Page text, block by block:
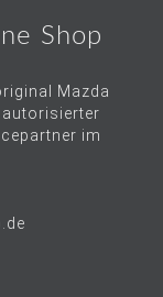
Shop
Mazda
autorisierter
im